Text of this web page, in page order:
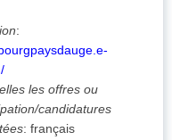
:
les offres ou
candidatures
: français